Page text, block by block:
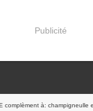
Publicité
complèment à: champigneulle